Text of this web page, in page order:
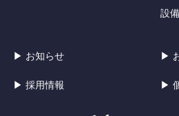
設
▶ お知らせ
▶ 採用情報
▶
▶